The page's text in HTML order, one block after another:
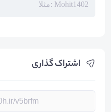
اشتراک گذاری